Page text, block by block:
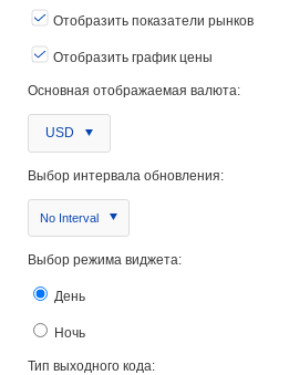
Отобразить показатели рынков
Отобразить график цены
Основная отображаемая валюта:
USD
Выбор интервала обновления:
No Interval
Выбор режима виджета:
День
Ночь
Тип выходного кода: